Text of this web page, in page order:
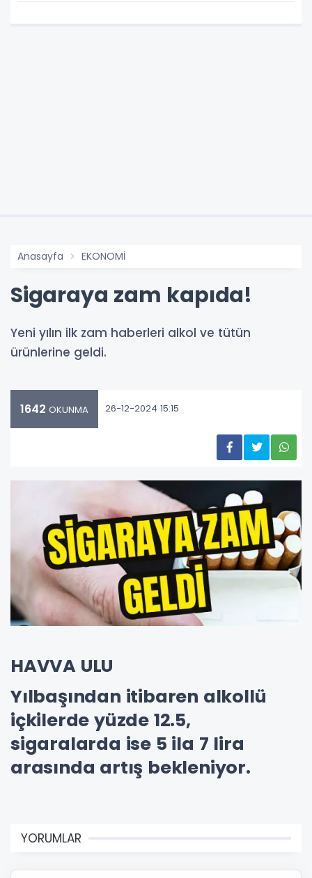
Anasayfa EKONOMİ
Sigaraya zam kapıda!
Yeni yılın ilk zam haberleri alkol ve tütün
ürünlerine geldi.
1642 OKUNMA 26-12-2024 15:15
HAVVA ULU
Yılbaşından itibaren alkollü
içkilerde yüzde 12.5,
sigaralarda ise 5 ila 7 lira
arasında artış bekleniyor.
YORUMLAR